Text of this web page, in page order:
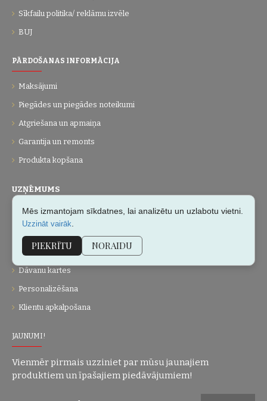
Sīkfailu politika/ reklāmu izvēle
BUJ
PĀRDOŠANAS INFORMĀCIJA
Maksājumi
Piegādes un piegādes noteikumi
Atgriešana un apmaiņa
Garantija un remonts
Produkta kopšana
UZŅĒMUMS
Par mums
Vietnes karte
Dāvanu kartes
Personalizēšana
Klientu apkalpošana
JAUNUMI!
Vienmēr pirmais uzziniet par mūsu jaunajiem
produktiem un īpašajiem piedāvājumiem!
Mēs izmantojam sīkdatnes, lai analizētu un uzlabotu vietni.
Uzzināt vairāk
PIEKRĪTU NORAIDU